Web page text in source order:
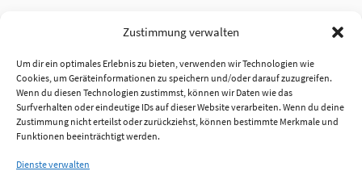
Zustimmung verwalten
Um dir ein optimales Erlebnis zu bieten, verwenden wir Technologien wie
Cookies, um Geräteinformationen zu speichern und/oder darauf zuzugreifen.
Wenn du diesen Technologien zustimmst, können wir Daten wie das
Surfverhalten oder eindeutige IDs auf dieser Website verarbeiten. Wenn du deine
Zustimmung nicht erteilst oder zurückziehst, können bestimmte Merkmale und
Funktionen beeinträchtigt werden.
Dienste verwalten